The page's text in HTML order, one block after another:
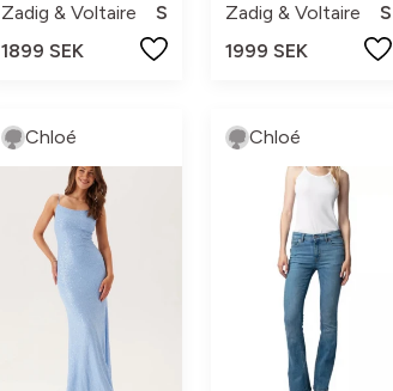
Zadig & Voltaire
S
1899 SEK
Zadig & Voltaire
S
1999 SEK
Chloé Chloé